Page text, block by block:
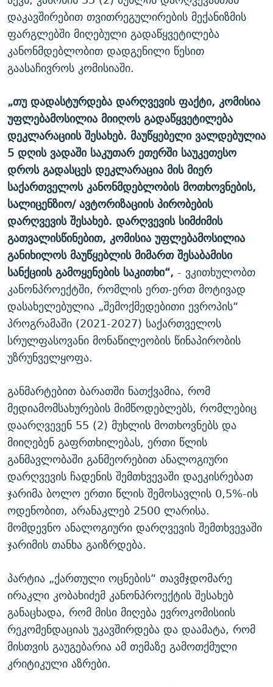
დაკავშირებით თვითრეგულირების მექანიზმის
ფარგლებში მიღებული გადაწყვეტილება
კანონმდებლობით დადგენილი წესით
გაასაჩივროს კომისიაში.
„თუ დადასტურდება დარღვევის ფაქტი, კომისია
უფლებამოსილია მიიღოს გადაწყვეტილება
დეკლარაციის შესახებ. მაუწყებელი ვალდებულია
5 დღის ვადაში საკუთარ ეთერში საუკეთესო
დროს გადასცეს დეკლარაცია მის მიერ
საქართველოს კანონმდებლობის მოთხოვნების,
სალიცენზიო/ ავტორიზაციის პირობების
დარღვევის შესახებ. დარღვევის სიმძიმის
გათვალისწინებით, კომისია უფლებამოსილია
განიხილოს მაუწყებლის მიმართ შესაბამისი
სანქციის გამოყენების საკითხი“, - ვკითხულობთ
კანონპროექტში, რომლის ერთ-ერთ მოტივად
დასახელებულია „შემოქმედებითი ევროპის“
პროგრამაში (2021-2027) საქართველოს
სრულფასოვანი მონაწილეობის წინაპირობის
უზრუნველყოფა.
განმარტებით ბარათში ნათქვამია, რომ
მედიამომსახურების მიმწოდებლებს, რომლებიც
დაარღვევენ 55 (2) მუხლის მოთხოვნებს და
მიიღებენ გაფრთხილებას, ერთი წლის
განმავლობაში განმეორებით ანალოგიური
დარღვევის ჩადენის შემთხვევაში დაეკისრებათ
ჯარიმა ბოლო ერთი წლის შემოსავლის 0,5%-ის
ოდენობით, არანაკლებ 2500 ლარისა.
მომდევნო ანალოგიური დარღვევის შემთხვევაში
ჯარიმის თანხა გაიზრდება.
პარტია „ქართული ოცნების“ თავმჯდომარე
ირაკლი კობახიძემ კანონპროექტის შესახებ
განაცხადა, რომ მისი მიღება ევროკომისიის
რეკომენდაციას უკავშირდება და დაამატა, რომ
მისთვის გაუგებარია ამ თემაზე გამოთქმული
კრიტიკული აზრები.